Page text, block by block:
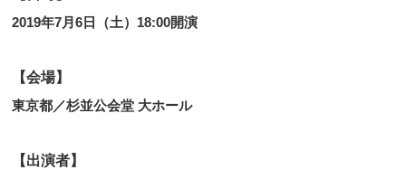
2019年7月6日（土）18:00開演
【会場】
東京都／杉並公会堂 大ホール
【出演者】